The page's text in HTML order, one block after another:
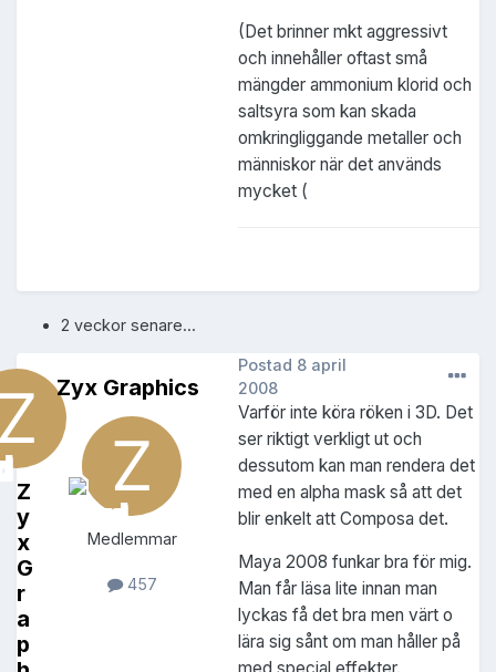
(Det brinner mkt aggressivt
och innehåller oftast små
mängder ammonium klorid och
saltsyra som kan skada
omkringliggande metaller och
människor när det används
mycket (
2 veckor senare...
Z
y
x
G
r
a
p
Zyx Graphics
Medlemmar
457
Postad 8 april
2008
Varför inte köra röken i 3D. Det
ser riktigt verkligt ut och
dessutom kan man rendera det
med en alpha mask så att det
blir enkelt att Composa det.
Maya 2008 funkar bra för mig.
Man får läsa lite innan man
lyckas få det bra men värt o
lära sig sånt om man håller på